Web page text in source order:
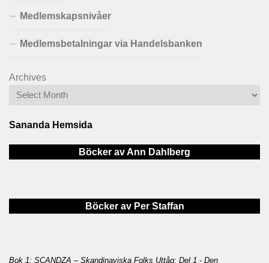
Medlemskapsnivåer
Medlemsbetalningar via Handelsbanken
Archives
Sananda Hemsida
Böcker av Ann Dahlberg
Böcker av Per Staffan
Bok 1: SCANDZA – Skandinaviska Folks Uttåg: Del 1 - Den